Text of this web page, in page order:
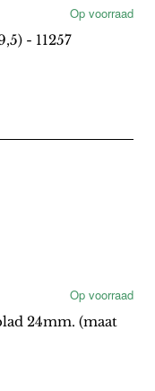
Op voorraad
- 11257
Op voorraad